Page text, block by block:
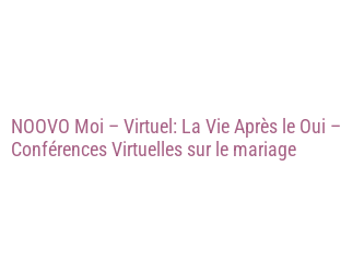
NOOVO Moi – Virtuel: La Vie Après le Oui
Conférences Virtuelles sur le mariage